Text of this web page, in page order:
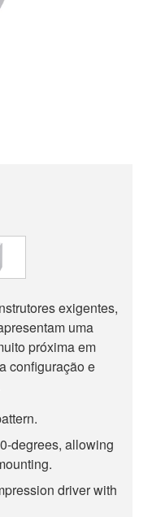
exigentes,
uma
próxima em
configuração e
degrees, allowing
driver with